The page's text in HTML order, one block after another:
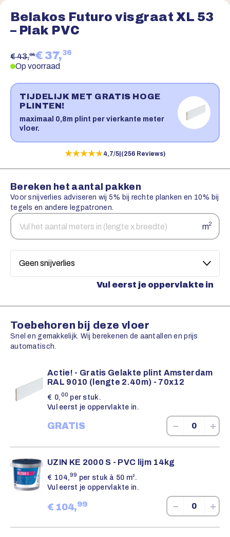
Belakos Futuro visgraat XL 53
– Plak PVC
€ 43,95€ 37,36
Op voorraad
TIJDELIJK MET GRATIS HOGE
PLINTEN!
maximaal 0,8m plint per vierkante meter
vloer.
★★★★★
★★★★★4,7/5 (256 Reviews)
Bereken het aantal pakken
Voor snijverlies adviseren wij 5% bij rechte planken en 10% bij
tegels en andere legpatronen.
Aantal
vierkante
m2
Snijverlies
Vul eerst je oppervlakte in
Toebehoren bij deze vloer
Snel en gemakkelijk. Wij berekenen de aantallen en prijs
automatisch.
Actie! - Gratis Gelakte plint Amsterdam
RAL 9010 (lengte 2.40m) - 70x12
€ 0,00 per stuk.
Vul eerst je oppervlakte in.
GRATIS − +
UZIN KE 2000 S - PVC lijm 14kg
€ 104,99 per stuk à 50 m².
Vul eerst je oppervlakte in.
€ 104,99 − +